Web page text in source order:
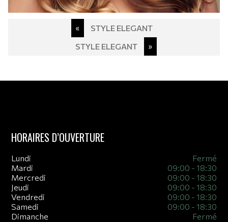
«
STYLE ELEGANT
STYLE ELEGANT
»
HORAIRES D’OUVERTURE
Lundi
Fermé
Mardi
09:00 - 18:30
Mercredi
09:00 - 18:30
Jeudi
09:00 - 18:30
Vendredi
09:00 - 18:30
Samedi
09:00 - 18:30
Dimanche
Fermé